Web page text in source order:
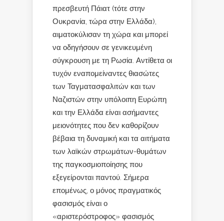
πρεσβευτή Πάιατ (τότε στην
Ουκρανία, τώρα στην Ελλάδα),
αιματοκύλισαν τη χώρα και μπορεί
να οδηγήσουν σε γενικευμένη
σύγκρουση με τη Ρωσία. Αντίθετα οι
τυχόν εναπομείναντες θιασώτες
των Ταγματασφαλιτών και των
Ναζιστών στην υπόλοιπη Ευρώπη
και την Ελλάδα είναι ασήμαντες
μειονότητες που δεν καθορίζουν
βέβαια τη δυναμική και τα αιτήματα
των λαϊκών στρωμάτων-θυμάτων
της παγκοσμιοποίησης που
εξεγείρονται παντού. Σήμερα
επομένως, ο μόνος πραγματικός
φασισμός είναι ο
«αριστερόστροφος» φασισμός